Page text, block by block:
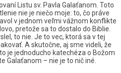
Listu sv. Pavla Galaťanom. Toto
nie je niečo moje: to, čo práve
v jednom veľmi vážnom konflikte
pretože sa to dostalo do Biblie.
to nie. Je to vec, ktorá sa v tej
A skutočne, aj sme videli, že
je jednoducho katechéza o Božom
Galaťanom – nie je to nič iné.